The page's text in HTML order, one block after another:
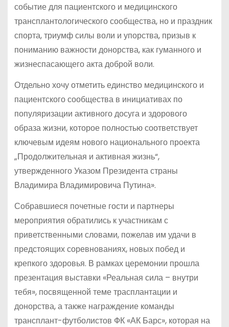
событие для пациентского и медицинского
трансплантологического сообщества, но и праздник
спорта, триумф силы воли и упорства, призыв к
пониманию важности донорства, как гуманного и
жизнеспасающего акта доброй воли.
Отдельно хочу отметить единство медицинского и
пациентского сообщества в инициативах по
популяризации активного досуга и здорового
образа жизни, которое полностью соответствует
ключевым идеям нового национального проекта
„Продолжительная и активная жизнь“,
утвержденного Указом Президента страны
Владимира Владимировича Путина».
Собравшиеся почетные гости и партнеры
мероприятия обратились к участникам с
приветственными словами, пожелав им удачи в
предстоящих соревнованиях, новых побед и
крепкого здоровья. В рамках церемонии прошла
презентация выставки «Реальная сила – внутри
тебя», посвященной теме трасплантации и
донорства, а также награждение команды
трансплант-футболистов ФК «АК Барс», которая на